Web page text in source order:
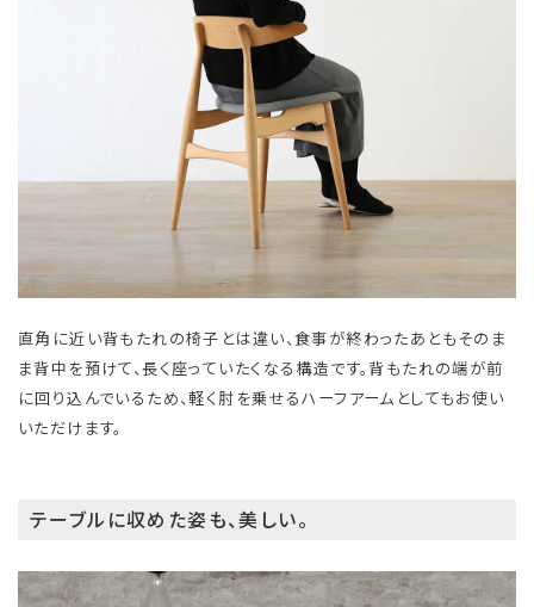
直角に近い背もたれの椅子とは違い、食事が終わったあともそのま
ま背中を預けて、長く座っていたくなる構造です。背もたれの端が前
に回り込んでいるため、軽く肘を乗せるハーフアームとしてもお使い
いただけます。
テーブルに収めた姿も、美しい。